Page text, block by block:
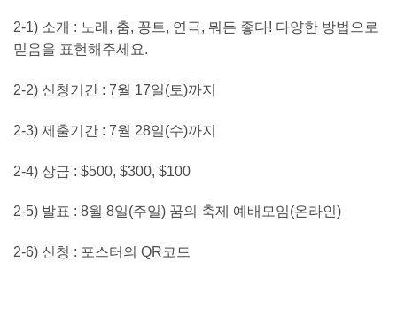
2-1) 소개 : 노래 , 춤, 꽁트 , 연극, 뭐든 좋다! 다양한 방법으로
믿음을 표현해주세요.
2-2) 신청기간 : 7월 17일(토)까지
2-3) 제출기간 : 7월 28일(수)까지
2-4) 상금 : $500, $300, $100
2-5) 발표 : 8월 8일(주일) 꿈의 축제 예배모임(온라인 )
2-6) 신청 : 포스터의 QR코드